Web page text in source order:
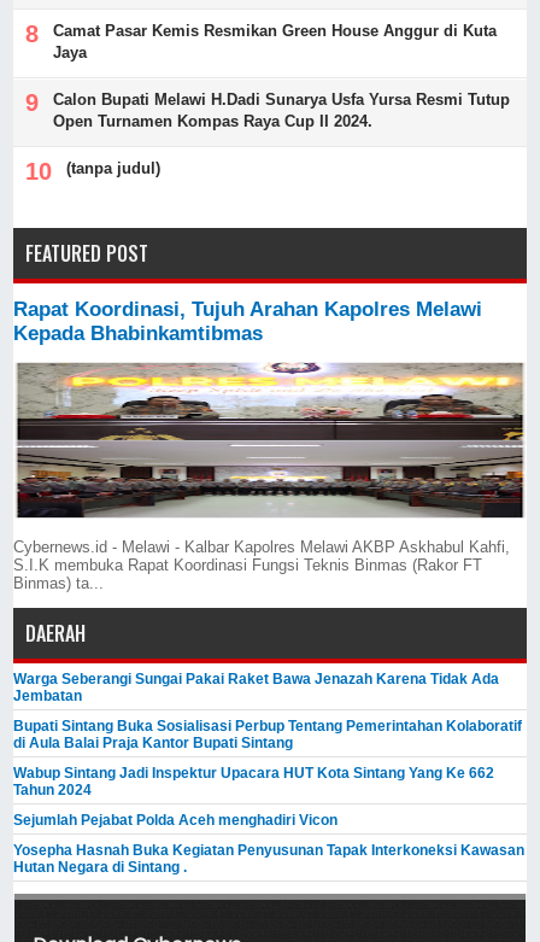
Camat Pasar Kemis Resmikan Green House Anggur di Kuta
Jaya
Calon Bupati Melawi H.Dadi Sunarya Usfa Yursa Resmi Tutup
Open Turnamen Kompas Raya Cup II 2024.
(tanpa judul)
FEATURED POST
Rapat Koordinasi, Tujuh Arahan Kapolres Melawi
Kepada Bhabinkamtibmas
Cybernews.id - Melawi - Kalbar Kapolres Melawi AKBP Askhabul Kahfi,
S.I.K membuka Rapat Koordinasi Fungsi Teknis Binmas (Rakor FT
Binmas) ta...
DAERAH
Warga Seberangi Sungai Pakai Raket Bawa Jenazah Karena Tidak Ada
Jembatan
Bupati Sintang Buka Sosialisasi Perbup Tentang Pemerintahan Kolaboratif
di Aula Balai Praja Kantor Bupati Sintang
Wabup Sintang Jadi Inspektur Upacara HUT Kota Sintang Yang Ke 662
Tahun 2024
Sejumlah Pejabat Polda Aceh menghadiri Vicon
Yosepha Hasnah Buka Kegiatan Penyusunan Tapak Interkoneksi Kawasan
Hutan Negara di Sintang .